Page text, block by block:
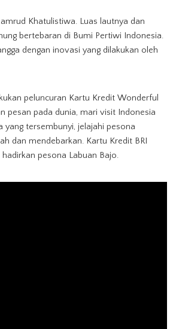
Khatulistiwa. Luas lautnya dan
bertebaran di Bumi Pertiwi Indonesia.
dengan inovasi yang dilakukan oleh
peluncuran Kartu Kredit Wonderful
pesan pada dunia, mari visit Indonesia
yang tersembunyi, jelajahi pesona
dan mendebarkan. Kartu Kredit BRI
pesona Labuan Bajo.